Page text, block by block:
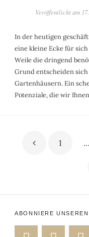
Veröffentlicht am
In der heutigen
eine kleine Ecke für
Weile die dringend
Grund entscheiden
Gartenhäusern. Ein
Potenziale, die wir
1 …
ABONNIERE